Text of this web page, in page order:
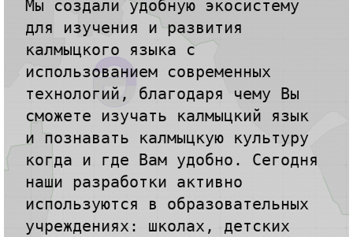
Мы создали удобную экосистему
для изучения и развития
калмыцкого языка с
использованием современных
технологий, благодаря чему Вы
сможете изучать калмыцкий язык
и познавать калмыцкую культуру
когда и где Вам удобно.
Сегодня
наши разработки активно
используются в образовательных
учреждениях: школах, детских